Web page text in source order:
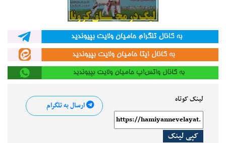
لینک کوتاه
کپی لینک
ارسال به تلگرام